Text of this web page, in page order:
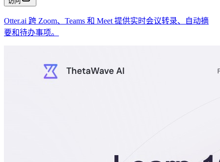
Otter.ai 跨 Zoom、Teams 和 Meet 提供实时会议转录、自动摘
要和待办事项。